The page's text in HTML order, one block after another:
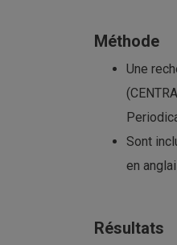
Méthode
Une
Sont
en
Résultats